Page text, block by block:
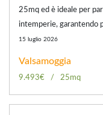
25mq ed è ideale per
intemperie, garantendo
15 luglio 2026
Valsamoggia
9.493€ 25mq